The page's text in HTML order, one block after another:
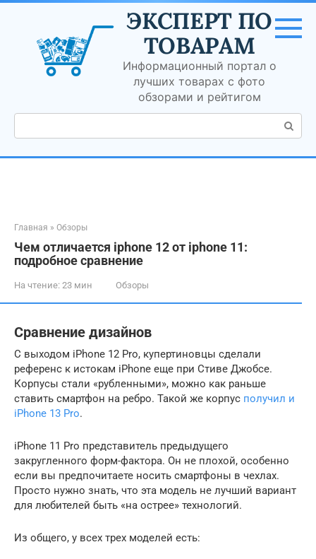
Перейти
контенту
ЭКСПЕРТ ПО
ТОВАРАМ
Информационный портал о
лучших товарах с фото
обзорами и рейтигом
Поиск:
Главная » Обзоры
Чем отличается iphone 12 от iphone 11:
подробное сравнение
На чтение: 23 мин Обзоры
Сравнение дизайнов
С выходом iPhone 12 Pro, купертиновцы сделали
референс к истокам iPhone еще при Стиве Джобсе.
Корпусы стали «рубленными», можно как раньше
ставить смартфон на ребро. Такой же корпус получил и
iPhone 13 Pro.
iPhone 11 Pro представитель предыдущего
закругленного форм-фактора. Он не плохой, особенно
если вы предпочитаете носить смартфоны в чехлах.
Просто нужно знать, что эта модель не лучший вариант
для любителей быть «на острее» технологий.
Из общего, у всех трех моделей есть: